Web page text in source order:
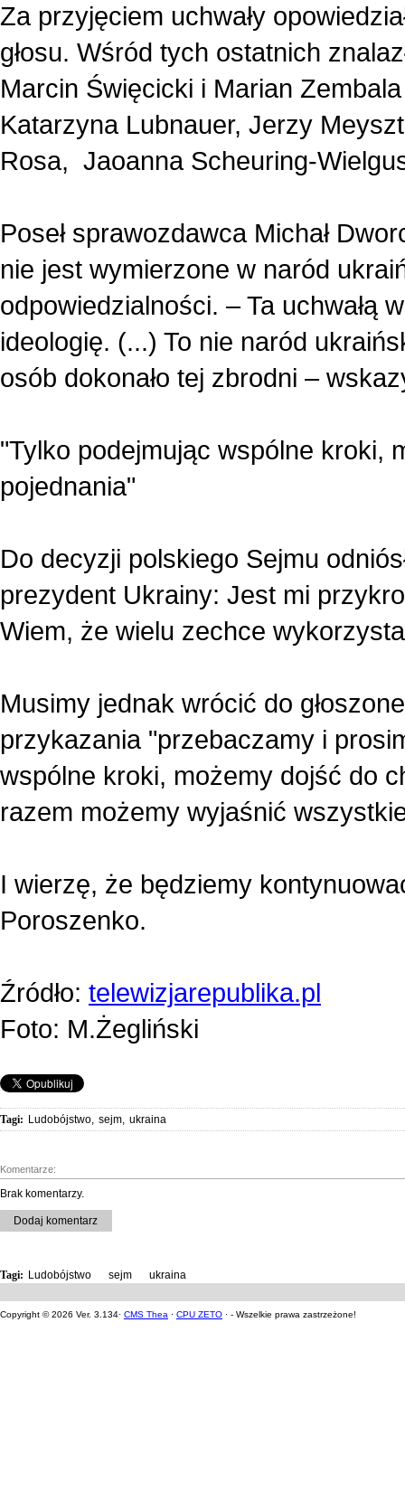
Za przyjęciem uchwały
głosu. Wśród tych ostatnich
Marcin Święcicki i Marian
Katarzyna Lubnauer, Jerzy
Rosa, Jaoanna Scheuring-
Poseł sprawozdawca Michał
nie jest wymierzone w naród
odpowiedzialności. – Ta uchwałą
ideologię. (...) To nie naród
osób dokonało tej zbrodni –
"Tylko podejmując wspólne kroki,
pojednania"
Do decyzji polskiego Sejmu
prezydent Ukrainy: Jest mi
Wiem, że wielu zechce
Musimy jednak wrócić do
przykazania "przebaczamy i
wspólne kroki, możemy dojść do
razem możemy wyjaśnić
I wierzę, że będziemy
Poroszenko.
Źródło: telewizjarepublika.pl
Foto: M.Żegliński
Tagi: Ludobójstwo, sejm, ukraina
Komentarze:
Brak komentarzy.
Dodaj komentarz
Tagi: Ludobójstwo sejm ukraina
Copyright © 2026 Ver. 3.134· CMS Thea · CPU ZETO · - Wszelkie prawa zastrzeżone!